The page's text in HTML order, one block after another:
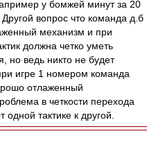
у бомжей минут за 20
вопрос что команда д.б
механизм и при
должна четко уметь
но ведь никто не будет
игре 1 номером команда
отлаженный
в четкости перехода
одной тактике к другой.